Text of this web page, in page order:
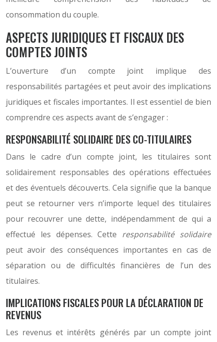
consommation du couple.
ASPECTS JURIDIQUES ET FISCAUX DES
COMPTES JOINTS
L’ouverture d’un compte joint implique des
responsabilités partagées et peut avoir des implications
juridiques et fiscales importantes. Il est essentiel de bien
comprendre ces aspects avant de s’engager :
RESPONSABILITÉ SOLIDAIRE DES CO-TITULAIRES
Dans le cadre d’un compte joint, les titulaires sont
solidairement responsables des opérations effectuées
et des éventuels découverts. Cela signifie que la banque
peut se retourner vers n’importe lequel des titulaires
pour recouvrer une dette, indépendamment de qui a
effectué les dépenses. Cette responsabilité solidaire
peut avoir des conséquences importantes en cas de
séparation ou de difficultés financières de l’un des
titulaires.
IMPLICATIONS FISCALES POUR LA DÉCLARATION DE
REVENUS
Les revenus et intérêts générés par un compte joint